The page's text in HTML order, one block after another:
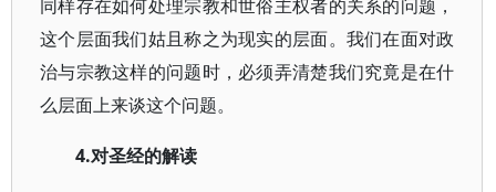
同样存在如何处理宗教和世俗主权者的关系的问题，
这个层面我们姑且称之为现实的层面。我们在面对政
治与宗教这样的问题时，必须弄清楚我们究竟是在什
么层面上来谈这个问题。
4.对圣经的解读